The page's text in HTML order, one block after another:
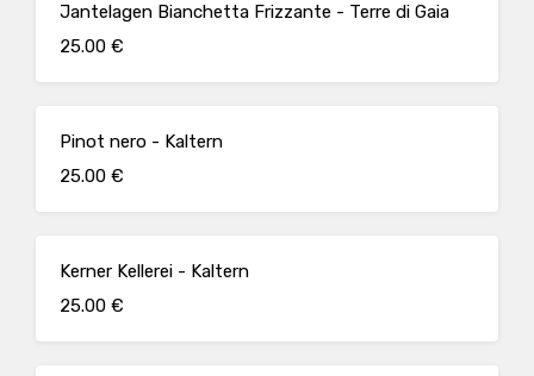
Jantelagen Bianchetta Frizzante - Terre di Gaia
25.00 €
Pinot nero - Kaltern
25.00 €
Kerner Kellerei - Kaltern
25.00 €